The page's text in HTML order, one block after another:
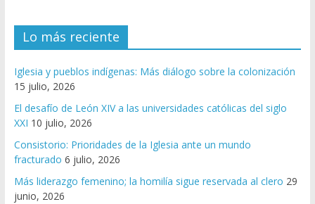
Lo más reciente
Iglesia y pueblos indígenas: Más diálogo sobre la colonización
15 julio, 2026
El desafío de León XIV a las universidades católicas del siglo
XXI 10 julio, 2026
Consistorio: Prioridades de la Iglesia ante un mundo
fracturado 6 julio, 2026
Más liderazgo femenino; la homilía sigue reservada al clero 29
junio, 2026